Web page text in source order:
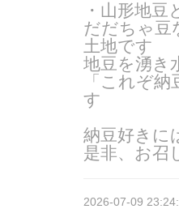
・山形地
だだちゃ豆
土地です
地豆を湧き
「これぞ
す
納豆好きに
是非、お召
2026-07-09